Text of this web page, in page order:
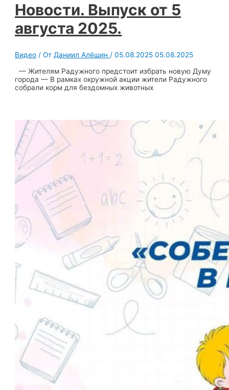
Новости. Выпуск от 5
августа 2025.
Видео / От Даниил Алёшин /05.08.2025 05.08.2025
— Жителям Радужного предстоит избрать новую Думу
города — В рамках окружной акции жители Радужного
собрали корм для бездомных животных